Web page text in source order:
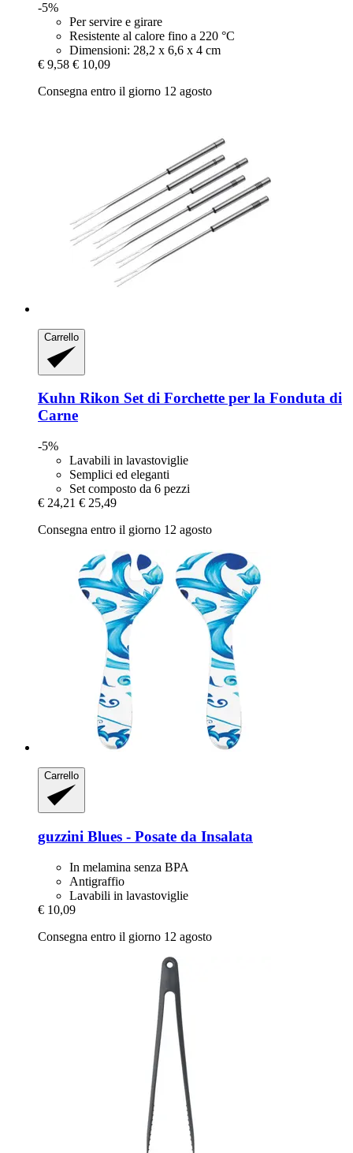
-5%
Per servire e girare
Resistente al calore fino a 220 °C
Dimensioni: 28,2 x 6,6 x 4 cm
€ 9,58 € 10,09
Consegna entro il giorno 12 agosto
Carrello
Kuhn Rikon Set di Forchette per la Fonduta di
Carne
-5%
Lavabili in lavastoviglie
Semplici ed eleganti
Set composto da 6 pezzi
€ 24,21 € 25,49
Consegna entro il giorno 12 agosto
Carrello
guzzini Blues -​ Posate da Insalata
In melamina senza BPA
Antigraffio
Lavabili in lavastoviglie
€ 10,09
Consegna entro il giorno 12 agosto